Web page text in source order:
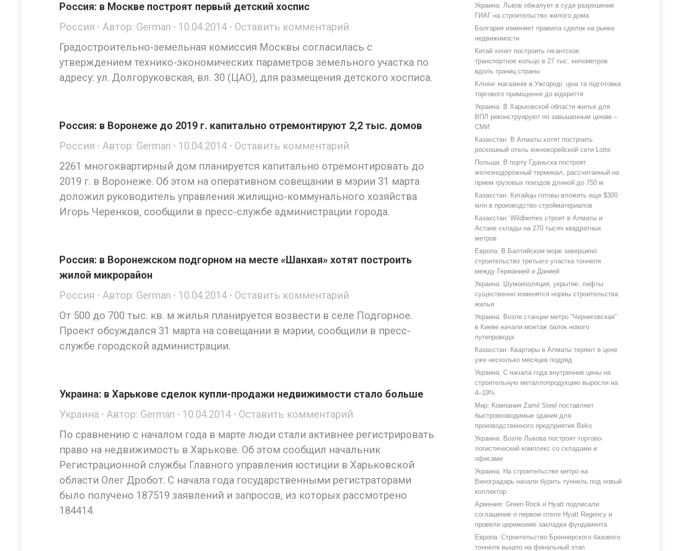
Россия: в Москве построят первый детский хоспис
Россия
Автор: German 10.04.2014
Оставить комментарий
Градостроительно-земельная комиссия Москвы согласилась с
утверждением технико-экономических параметров земельного участка по
адресу: ул. Долгоруковская, вл. 30 (ЦАО), для размещения детского хосписа.
Россия: в Воронеже до 2019 г. капитально отремонтируют 2,2 тыс. домов
Россия
Автор: German 10.04.2014
Оставить комментарий
2261 многоквартирный дом планируется капитально отремонтировать до
2019 г. в Воронеже. Об этом на оперативном совещании в мэрии 31 марта
доложил руководитель управления жилищно-коммунального хозяйства
Игорь Черенков, сообщили в пресс-службе администрации города.
Россия: в Воронежском подгорном на месте «Шанхая» хотят построить
жилой микрорайон
Россия
Автор: German 10.04.2014
Оставить комментарий
От 500 до 700 тыс. кв. м жилья планируется возвести в селе Подгорное.
Проект обсуждался 31 марта на совещании в мэрии, сообщили в пресс-
службе городской администрации.
Украина: в Харькове сделок купли-продажи недвижимости стало больше
Украина
Автор: German 10.04.2014
Оставить комментарий
По сравнению с началом года в марте люди стали активнее регистрировать
право на недвижимость в Харькове. Об этом сообщил начальник
Регистрационной службы Главного управления юстиции в Харьковской
области Олег Дробот. С начала года государственными регистраторами
было получено 187519 заявлений и запросов, из которых рассмотрено
184414.
Украина: Львов обжалует в суде разрешение
ГИАГ на строительство жилого дома
Болгария изменяет правила сделок на рынке
недвижимости
Китай хочет построить гигантское
транспортное кольцо в 27 тыс. километров
вдоль границ страны
Клінінг магазинів в Ужгороді: ціна та підготовка
торгового приміщення до відкриття
Украина: В Харьковской области жилье для
ВПЛ реконструируют по завышенным ценам –
СМИ
Казахстан: В Алматы хотят построить
роскошный отель южнокорейской сети Lotte
Польша: В порту Гданьска построят
железнодорожный терминал, рассчитанный на
прием грузовых поездов длиной до 750 м
Казахстан: Китайцы готовы вложить еще $300
млн в производство стройматериалов
Казахстан: Wildberries строит в Алматы и
Астане склады на 270 тысяч квадратных
метров
Европа: В Балтийском море завершено
строительство третьего участка тоннеля
между Германией и Данией
Украина: Шумоизоляция, укрытие, лифты:
существенно изменятся нормы строительства
жилья
Украина: Возле станции метро “Черниговская”
в Киеве начали монтаж балок нового
путепровода
Казахстан: Квартиры в Алматы теряют в цене
уже несколько месяцев подряд
Украина: С начала года внутренние цены на
строительную металлопродукцию выросли на
4–19%
Мир: Компания Zamil Steel поставляет
быстровозводимые здания для
производственного предприятия Beko
Украина: Возле Львова построят торгово-
логистический комплекс со складами и
офисами
Украина: На строительстве метро на
Виноградарь начали бурить туннель под новый
коллектор
Армения: Green Rock и Hyatt подписали
соглашение о первом отеле Hyatt Regency и
провели церемонию закладки фундамента
Европа: Строительство Бреннерского базового
тоннеля вышло на финальный этап